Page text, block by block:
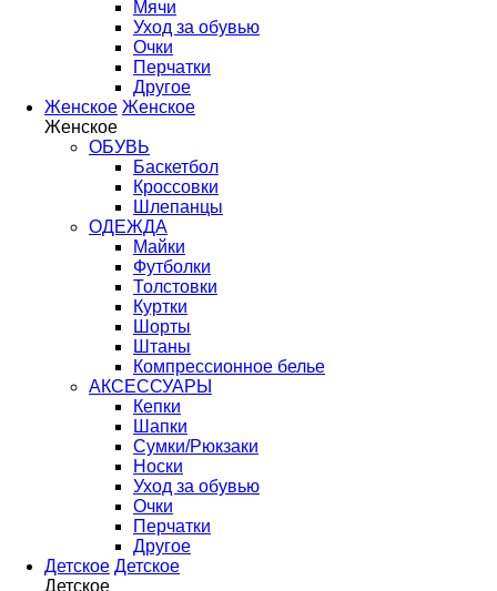
Мячи
Уход за обувью
Очки
Перчатки
Другое
Женское Женское
Женское
ОБУВЬ
Баскетбол
Кроссовки
Шлепанцы
ОДЕЖДА
Майки
Футболки
Толстовки
Куртки
Шорты
Штаны
Компрессионное белье
АКСЕССУАРЫ
Кепки
Шапки
Сумки/Рюкзаки
Носки
Уход за обувью
Очки
Перчатки
Другое
Детское Детское
Детское